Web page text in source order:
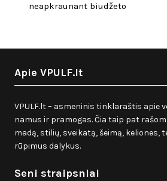
neapkraunant biudžeto
Apie VPULF.lt
VPULF.lt – asmeninis tinklaraštis apie
namus ir pramogas. Čia taip pat
madą, stilių, sveikatą, šeimą, keliones,
rūpimus dalykus.
Seni straipsniai